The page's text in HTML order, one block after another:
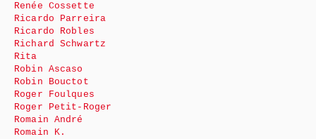
Renée Cossette
Ricardo Parreira
Ricardo Robles
Richard Schwartz
Rita
Robin Ascaso
Robin Bouctot
Roger Foulques
Roger Petit-Roger
Romain André
Romain K.